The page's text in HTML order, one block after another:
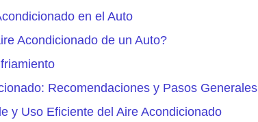
en el Auto
Acondicionado de un Auto?
Recomendaciones y Pasos Generales
y Uso Eficiente del Aire Acondicionado